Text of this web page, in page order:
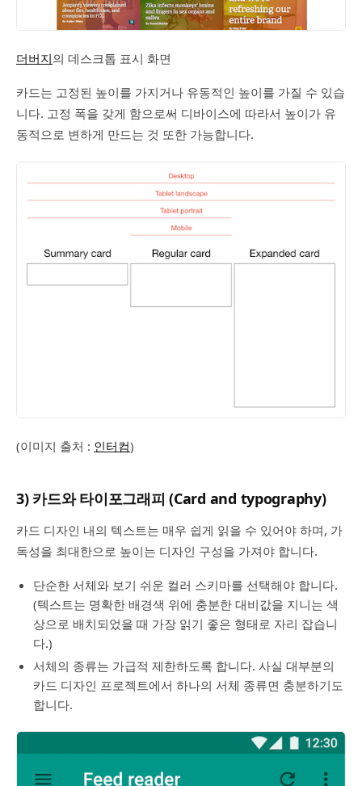
더버지의 데스크톱 표시 화면
카드는 고정된 높이를 가지거나 유동적인 높이를 가질 수 있습
니다. 고정 폭을 갖게 함으로써 디바이스에 따라서 높이가 유
동적으로 변하게 만드는 것 또한 가능합니다.
(이미지 출처 : 인터컴)
3) 카드와 타이포그래피 (Card and typography)
카드 디자인 내의 텍스트는 매우 쉽게 읽을 수 있어야 하며, 가
독성을 최대한으로 높이는 디자인 구성을 가져야 합니다.
단순한 서체와 보기 쉬운 컬러 스키마를 선택해야 합니다.
(텍스트는 명확한 배경색 위에 충분한 대비값을 지니는 색
상으로 배치되었을 때 가장 읽기 좋은 형태로 자리 잡습니
다.)
서체의 종류는 가급적 제한하도록 합니다. 사실 대부분의
카드 디자인 프로젝트에서 하나의 서체 종류면 충분하기도
합니다.